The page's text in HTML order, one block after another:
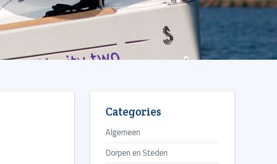
Categories
Algemeen
Dorpen en Steden